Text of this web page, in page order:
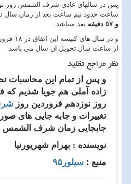
پس در سالهای عادی شرف الشمس روز
ساعت حدود نیم ساعت بعد از زمان سال
و ۵۷ دقیقه
بعد میباشد
از ساعت سال تحویل ان سال می باشد
نظر مراجع تقلید
و پس از تمام این محاسبات
زاده آملی هم جویا شدیم که
روز نوزدهم فروردین روز
تغییرات و جابه جایی های
جابجایی زمان شرف الشمس
نویسنده : بهرام شهریورنیا
منبع : سیلور۹۵